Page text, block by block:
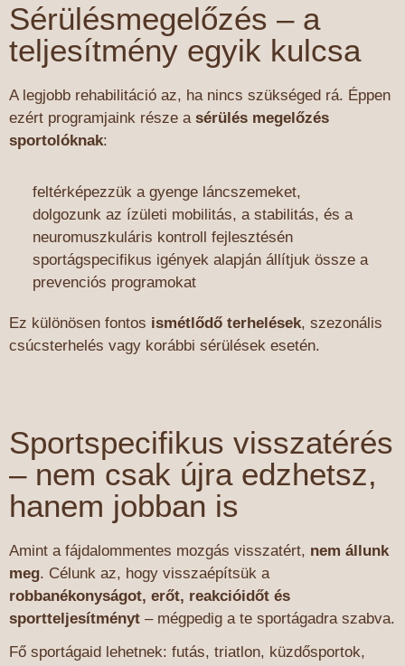
Sérülésmegelőzés – a
teljesítmény egyik kulcsa
A legjobb rehabilitáció az, ha nincs szükséged rá. Éppen
ezért programjaink része a sérülés megelőzés
sportolóknak:
feltérképezzük a gyenge láncszemeket,
dolgozunk az ízületi mobilitás, a stabilitás, és a
neuromuszkuláris kontroll fejlesztésén
sportágspecifikus igények alapján állítjuk össze a
prevenciós programokat
Ez különösen fontos ismétlődő terhelések, szezonális
csúcsterhelés vagy korábbi sérülések esetén.
Sportspecifikus visszatérés
– nem csak újra edzhetsz,
hanem jobban is
Amint a fájdalommentes mozgás visszatért, nem állunk
meg. Célunk az, hogy visszaépítsük a
robbanékonyságot, erőt, reakcióidőt és
sportteljesítményt – mégpedig a te sportágadra szabva.
Fő sportágaid lehetnek: futás, triatlon, küzdősportok,